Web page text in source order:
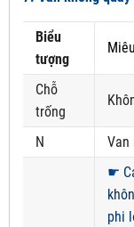
Biểu
tượng
Chỗ
trống
N
Van
☛
phi